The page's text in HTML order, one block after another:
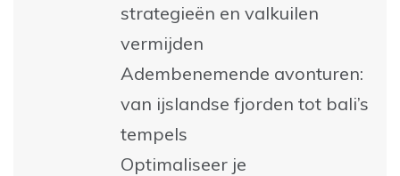
strategieën en valkuilen
vermijden
Adembenemende avonturen:
van ijslandse fjorden tot bali’s
tempels
Optimaliseer je